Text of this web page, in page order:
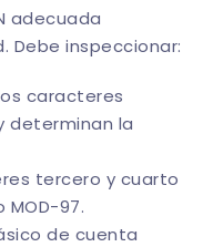
adecuada
Debe inspeccionar:
caracteres
determinan la
tercero y cuarto
97.
de cuenta